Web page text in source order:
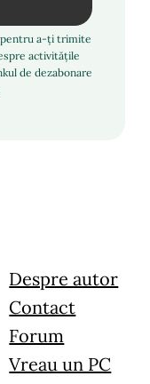
pentru a-ți trimite
activitățile
de dezabonare
Despre autor
Contact
Forum
Vreau un PC